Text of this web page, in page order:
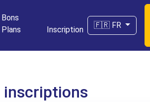
Bons
Plans
Inscription
🇫🇷 FR
inscriptions